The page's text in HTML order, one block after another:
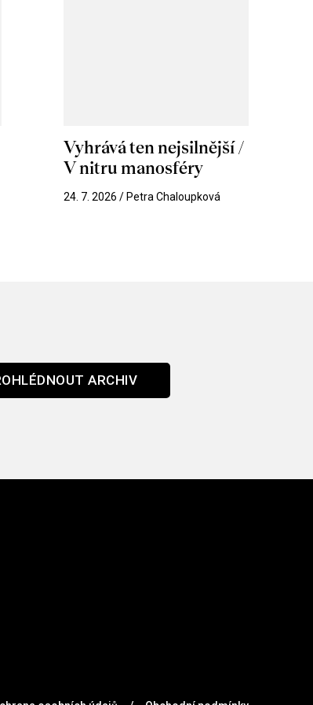
Vyhrává ten nejsilnější /
V nitru manosféry
24. 7. 2026 / Petra Chaloupková
ARCHIV